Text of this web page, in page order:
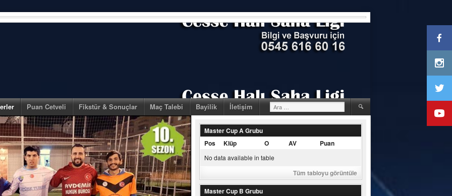
Puan Cetveli Fikstür & Sonuçlar Maç Talebi Bayilik İletişim Arama:
Master Cup A Grubu
Pos
Klüp O AV Puan
No data available in table
Tüm tabloyu görüntüle
Master Cup B Grubu